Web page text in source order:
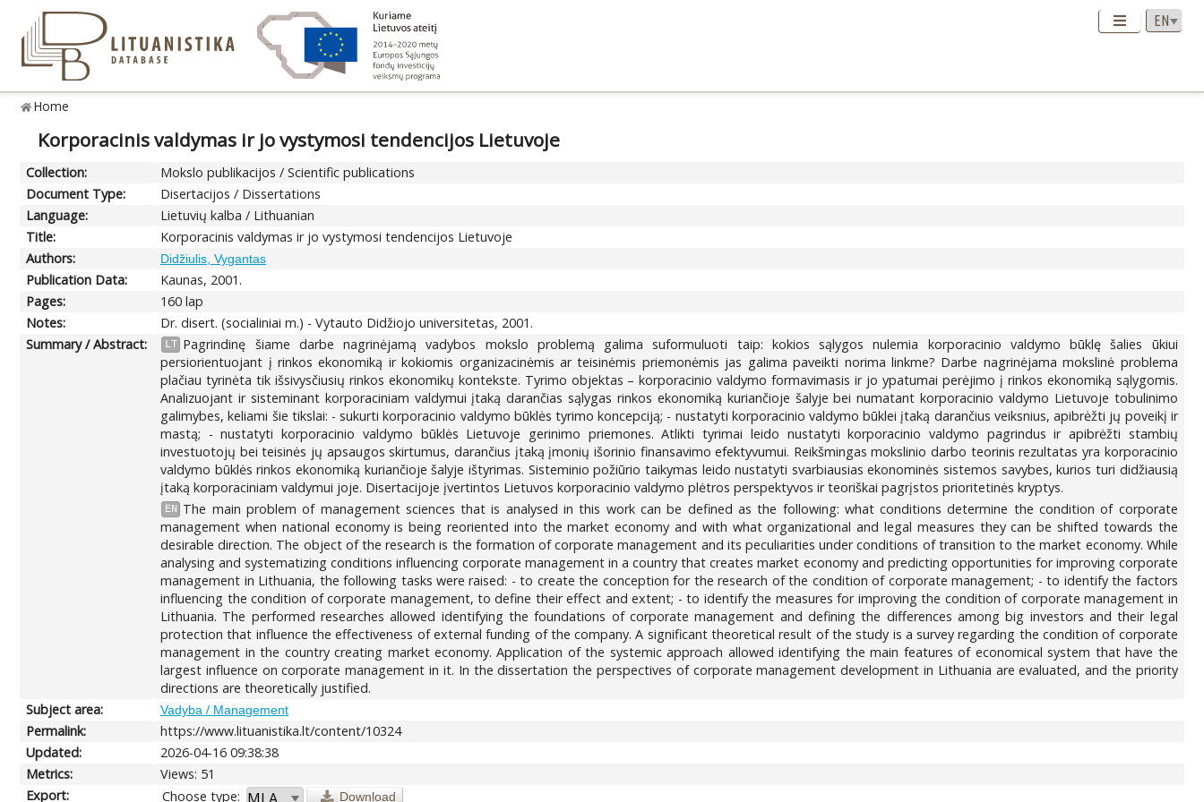
Home
Korporacinis valdymas ir jo vystymosi tendencijos Lietuvoje
Collection:
Mokslo publikacijos / Scientific publications
Document Type:
Disertacijos / Dissertations
Language:
Lietuvių kalba / Lithuanian
Title:
Korporacinis valdymas ir jo vystymosi tendencijos Lietuvoje
Authors:
Didžiulis, Vygantas
Publication Data:
Kaunas, 2001.
Pages:
160 lap
Notes:
Dr. disert. (socialiniai m.) - Vytauto Didžiojo universitetas, 2001.
Summary / Abstract:
LT Pagrindinę šiame darbe nagrinėjamą vadybos mokslo problemą galima suformuluoti taip: kokios sąlygos nulemia korporacinio valdymo būklę šalies ūkiui
persiorientuojant į rinkos ekonomiką ir kokiomis organizacinėmis ar teisinėmis priemonėmis jas galima paveikti norima linkme? Darbe nagrinėjama mokslinė problema
plačiau tyrinėta tik išsivysčiusių rinkos ekonomikų kontekste. Tyrimo objektas – korporacinio valdymo formavimasis ir jo ypatumai perėjimo į rinkos ekonomiką sąlygomis.
Analizuojant ir sisteminant korporaciniam valdymui įtaką darančias sąlygas rinkos ekonomiką kuriančioje šalyje bei numatant korporacinio valdymo Lietuvoje tobulinimo
galimybes, keliami šie tikslai: - sukurti korporacinio valdymo būklės tyrimo koncepciją; - nustatyti korporacinio valdymo būklei įtaką darančius veiksnius, apibrėžti jų poveikį ir
mastą; - nustatyti korporacinio valdymo būklės Lietuvoje gerinimo priemones. Atlikti tyrimai leido nustatyti korporacinio valdymo pagrindus ir apibrėžti stambių
investuotojų bei teisinės jų apsaugos skirtumus, darančius įtaką įmonių išorinio finansavimo efektyvumui. Reikšmingas mokslinio darbo teorinis rezultatas yra korporacinio
valdymo būklės rinkos ekonomiką kuriančioje šalyje ištyrimas. Sisteminio požiūrio taikymas leido nustatyti svarbiausias ekonominės sistemos savybes, kurios turi didžiausią
įtaką korporaciniam valdymui joje. Disertacijoje įvertintos Lietuvos korporacinio valdymo plėtros perspektyvos ir teoriškai pagrįstos prioritetinės kryptys.
EN
The main problem of management sciences that is analysed in this work can be defined as the following: what conditions determine the condition of corporate
management when national economy is being reoriented into the market economy and with what organizational and legal measures they can be shifted towards the
desirable direction. The object of the research is the formation of corporate management and its peculiarities under conditions of transition to the market economy. While
analysing and systematizing conditions influencing corporate management in a country that creates market economy and predicting opportunities for improving corporate
management in Lithuania, the following tasks were raised: - to create the conception for the research of the condition of corporate management; - to identify the factors
influencing the condition of corporate management, to define their effect and extent; - to identify the measures for improving the condition of corporate management in
Lithuania. The performed researches allowed identifying the foundations of corporate management and defining the differences among big investors and their legal
protection that influence the effectiveness of external funding of the company. A significant theoretical result of the study is a survey regarding the condition of corporate
management in the country creating market economy. Application of the systemic approach allowed identifying the main features of economical system that have the
largest influence on corporate management in it. In the dissertation the perspectives of corporate management development in Lithuania are evaluated, and the priority
directions are theoretically justified.
Subject area:
Vadyba / Management
Permalink:
https://www.lituanistika.lt/content/10324
Updated:
2026-04-16 09:38:38
Metrics:
Views: 51
Export:
Choose type: Download